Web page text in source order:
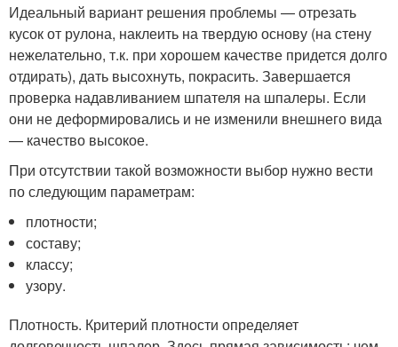
Идеальный вариант решения проблемы — отрезать
кусок от рулона, наклеить на твердую основу (на стену
нежелательно, т.к. при хорошем качестве придется долго
отдирать), дать высохнуть, покрасить. Завершается
проверка надавливанием шпателя на шпалеры. Если
они не деформировались и не изменили внешнего вида
— качество высокое.
При отсутствии такой возможности выбор нужно вести
по следующим параметрам:
плотности;
составу;
классу;
узору.
Плотность. Критерий плотности определяет